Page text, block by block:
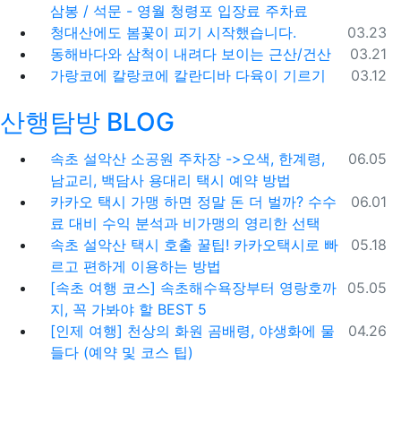
삼봉 / 석문 - 영월 청령포 입장료 주차료
등록일
03.23
청대산에도 봄꽃이 피기 시작했습니다.
등록일
03.21
동해바다와 삼척이 내려다 보이는 근산/건산
등록일
03.12
가랑코에 칼랑코에 칼란디바 다육이 기르기
산행탐방 BLOG
등록일
06.05
속초 설악산 소공원 주차장 ->오색, 한계령,
남교리, 백담사 용대리 택시 예약 방법
등록일
06.01
카카오 택시 가맹 하면 정말 돈 더 벌까? 수수
료 대비 수익 분석과 비가맹의 영리한 선택
등록일
05.18
속초 설악산 택시 호출 꿀팁! 카카오택시로 빠
르고 편하게 이용하는 방법
등록일
05.05
[속초 여행 코스] 속초해수욕장부터 영랑호까
지, 꼭 가봐야 할 BEST 5
등록일
04.26
[인제 여행] 천상의 화원 곰배령, 야생화에 물
들다 (예약 및 코스 팁)